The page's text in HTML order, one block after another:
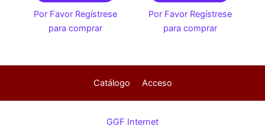
Por Favor Regístrese
para comprar
Por Favor Regístrese
para comprar
Catálogo Acceso
GGF Internet